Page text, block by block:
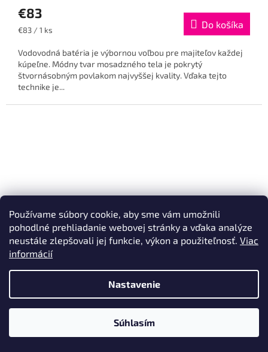
Používame súbory cookie, aby sme vám umožnili
pohodlné prehliadanie webovej stránky a vďaka analýze
neustále zlepšovali jej funkcie, výkon a použiteľnosť. Viac
informácií
Nastavenie
Súhlasím
€83
Jednotková
€83 / 1 ks Do košíka
Vodovodná batéria je výbornou voľbou pre majiteľov každej
kúpeľne. Módny tvar mosadzného tela je pokrytý
štvornásobným povlakom najvyššej kvality. Vďaka tejto
technike je...
–24 %
umývadlová batéria